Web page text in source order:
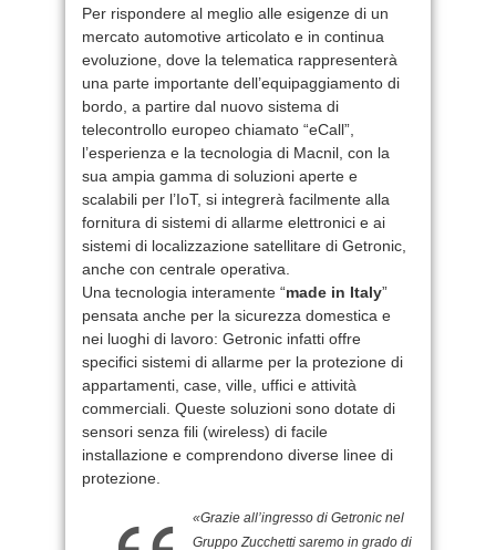
Per rispondere al meglio alle esigenze di un
mercato automotive articolato e in continua
evoluzione, dove la telematica rappresenterà
una parte importante dell’equipaggiamento di
bordo, a partire dal nuovo sistema di
telecontrollo europeo chiamato “eCall”,
l’esperienza e la tecnologia di Macnil, con la
sua ampia gamma di soluzioni aperte e
scalabili per l’IoT, si integrerà facilmente alla
fornitura di sistemi di allarme elettronici e ai
sistemi di localizzazione satellitare di Getronic,
anche con centrale operativa.
Una tecnologia interamente “made in Italy”
pensata anche per la sicurezza domestica e
nei luoghi di lavoro: Getronic infatti offre
specifici sistemi di allarme per la protezione di
appartamenti, case, ville, uffici e attività
commerciali. Queste soluzioni sono dotate di
sensori senza fili (wireless) di facile
installazione e comprendono diverse linee di
protezione.
«Grazie all’ingresso di Getronic nel
Gruppo Zucchetti saremo in grado di